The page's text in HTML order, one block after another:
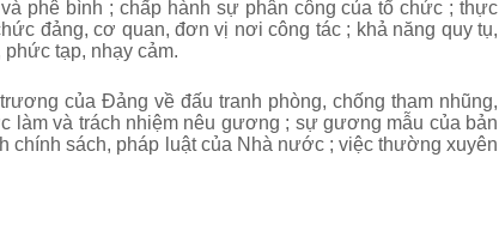
phê bình ; chấp hành sự phân công của tổ chức ; thực
đảng, cơ quan, đơn vị nơi công tác ; khả năng quy tụ,
tạp, nhạy cảm.
của Đảng về đấu tranh phòng, chống tham nhũng,
làm và trách nhiệm nêu gương ; sự gương mẫu của bản
chính sách, pháp luật của Nhà nước ; việc thường xuyên